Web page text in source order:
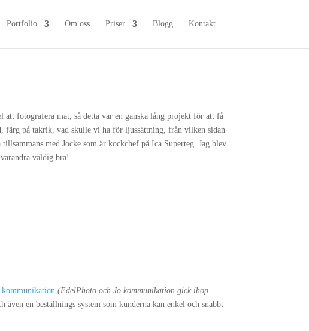
Portfolio Om oss Priser Blogg Kontakt
fotografera mat, så detta var en ganska lång projekt för att få
färg på takrik, vad skulle vi ha för ljussättning, från vilken sidan
med Jocke som är kockchef på Ica Superteg. Jag blev
väldig bra!
kommunikation (EdelPhoto och Jo kommunikation gick ihop
en beställnings system som kunderna kan enkel och snabbt